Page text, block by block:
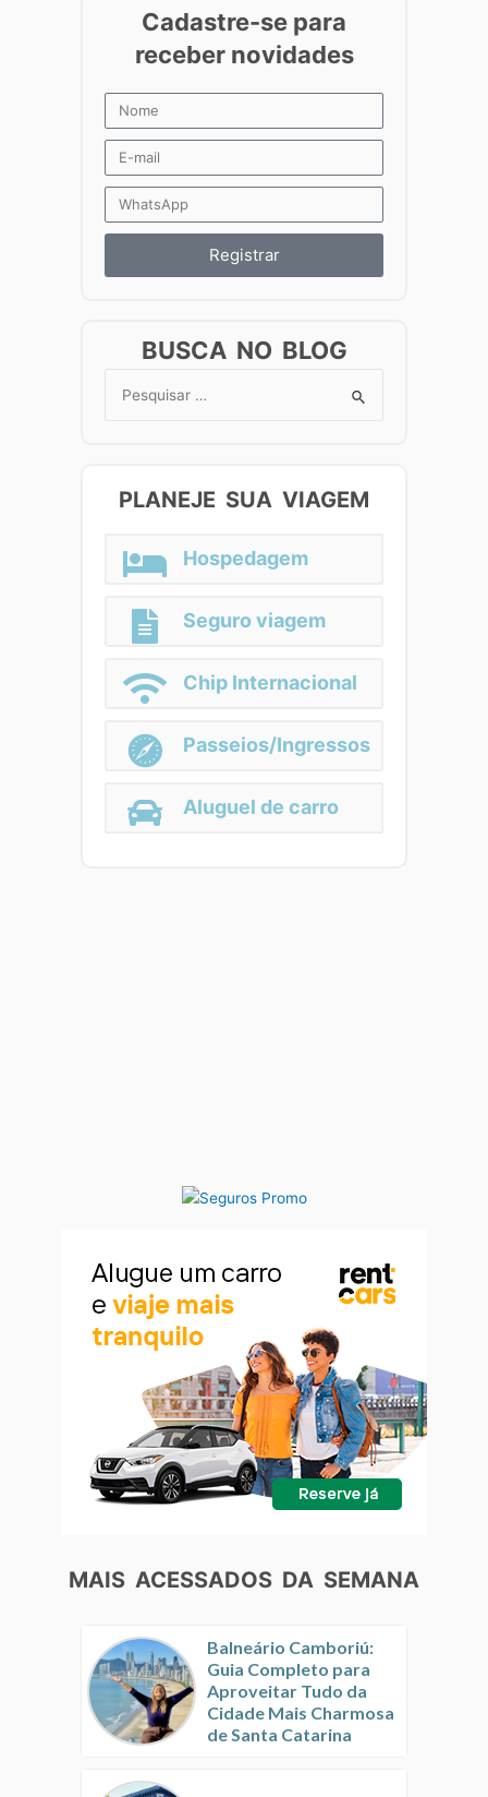
Registrar
BUSCA NO BLOG
Search
PLANEJE SUA VIAGEM
Hospedagem
Seguro viagem
Chip Internacional
Passeios/Ingressos
Aluguel de carro
MAIS ACESSADOS DA SEMANA
Balneário Camboriú:
Guia Completo para
Aproveitar Tudo da
Cidade Mais Charmosa
de Santa Catarina